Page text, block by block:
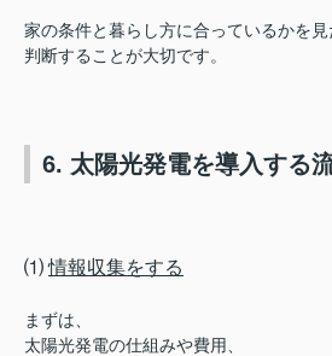
家の条件と暮らし方に合っているかを
判断することが大切です。
6. 太陽光発電を導入する
⑴情報収集をする
まずは、
太陽光発電の仕組みや費用、